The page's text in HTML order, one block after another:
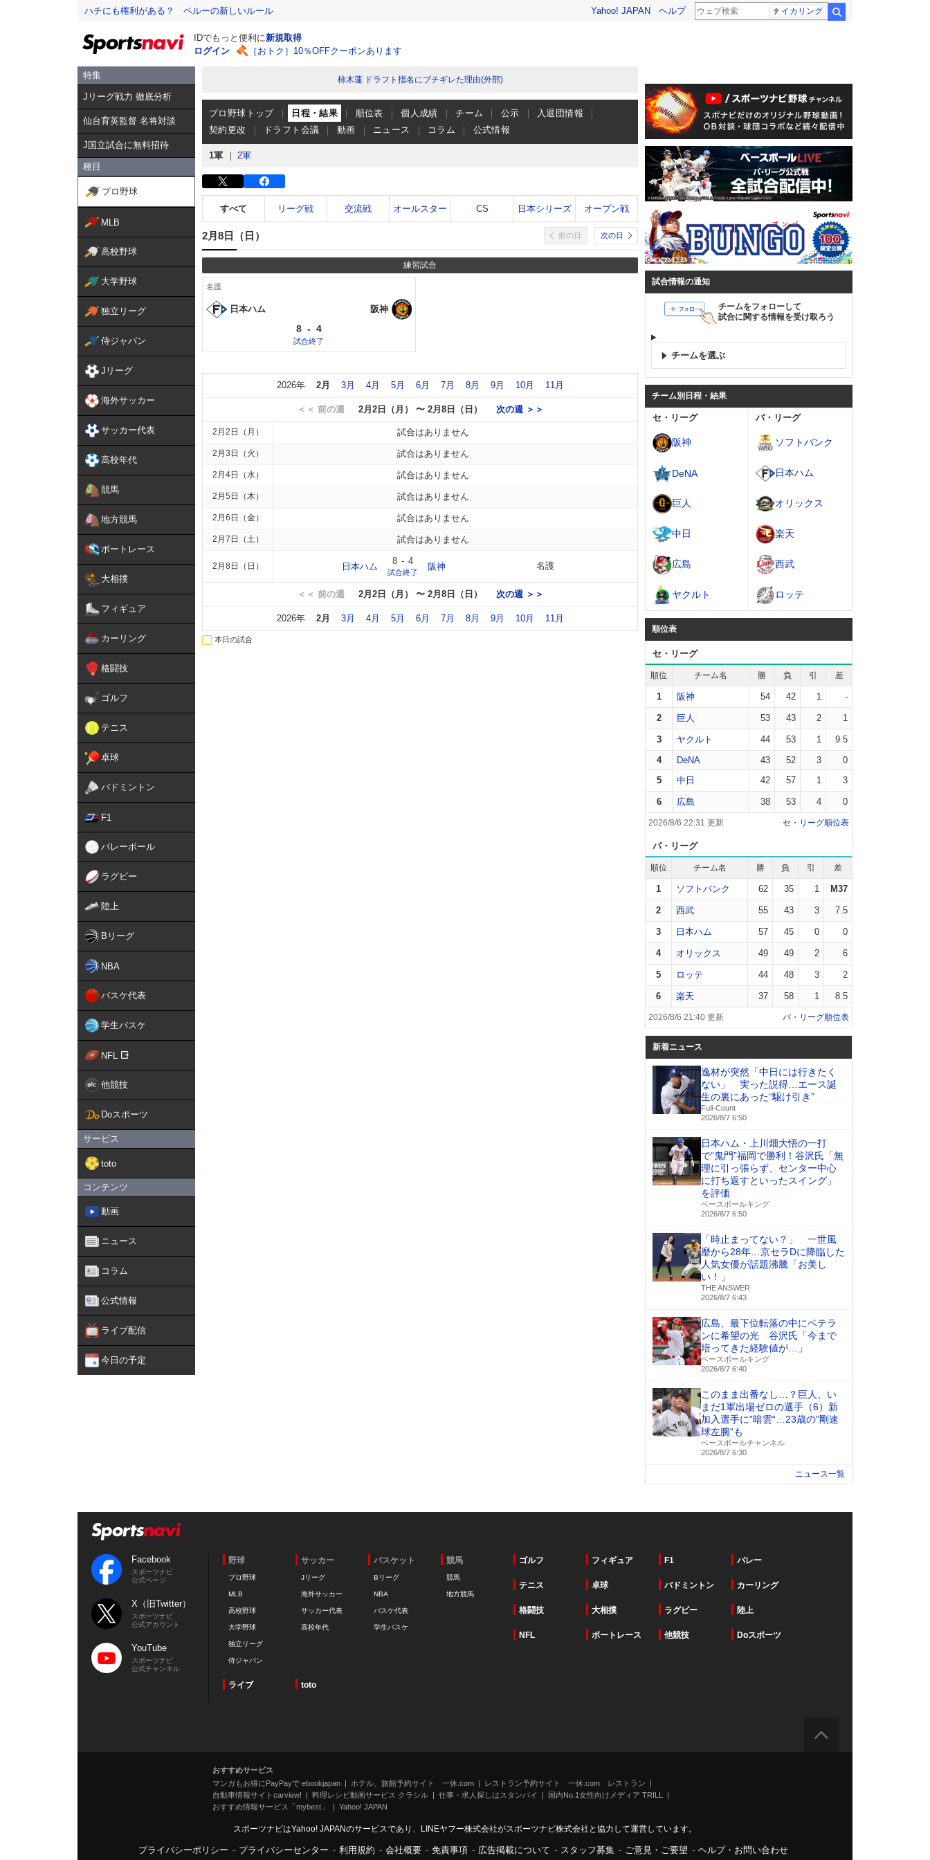
ハチにも権利がある？ ペルーの新しいルール Yahoo! JAPAN ヘルプ イカリング
IDでもっと便利に新規取得
ログイン
［おトク］10％OFFクーポンあります
特集
Jリーグ戦力 徹底分析
仙台育英監督 名将対談
J国立試合に無料招待
種目
プロ野球
MLB
高校野球
大学野球
独立リーグ
侍ジャパン
Jリーグ
海外サッカー
サッカー代表
高校年代
競馬
地方競馬
ボートレース
大相撲
フィギュア
カーリング
格闘技
ゴルフ
テニス
卓球
バドミントン
F1
バレーボール
ラグビー
陸上
Bリーグ
NBA
バスケ代表
学生バスケ
NFL
他競技
Doスポーツ
サービス
toto
コンテンツ
動画
ニュース
コラム
公式情報
ライブ配信
今日の予定
柿木蓮 ドラフト指名にブチギレた理由(外部)
プロ野球トップ 日程・結果 順位表 個人成績 チーム 公示
入退団情報
契約更改
ドラフト会議 動画 ニュース コラム 公式情報
1軍 2軍
すべて リーグ戦 交流戦 オールスター CS 日本シリーズ オープン戦
2月8日（日） 前の日 次の日
練習試合
名護
日本ハム 阪神
8 - 4
試合終了
2026年 2月 3月 4月 5月 6月 7月 8月 9月 10月 11月
＜＜ 前の週 2月2日（月） 〜 2月8日（日） 次の週 ＞＞
2月2日（月） 試合はありません
2月3日（火） 試合はありません
2月4日（水） 試合はありません
2月5日（木） 試合はありません
2月6日（金） 試合はありません
2月7日（土） 試合はありません
2月8日（日） 日本ハム 8 - 4
試合終了
阪神 名護
＜＜ 前の週 2月2日（月） 〜 2月8日（日） 次の週 ＞＞
2026年 2月 3月 4月 5月 6月 7月 8月 9月 10月 11月
本日の試合
試合情報の通知
チームをフォローして
試合に関する情報を受け取ろう
チームを選ぶ
チーム別日程・結果
セ・リーグ
阪神
DeNA
巨人
中日
広島
ヤクルト
パ・リーグ
ソフトバンク
日本ハム
オリックス
楽天
西武
ロッテ
順位表
セ・リーグ
順位 チーム名 勝 負 引 差
1 阪神 54 42 1 -
2 巨人 53 43 2 1
3 ヤクルト 44 53 1
9.5
4
DeNA 43 52 3
0
5
中日 42 57 1 3
6 広島 38 53 4 0
2026/8/6 22:31 更新 セ・リーグ順位表
パ・リーグ
順位 チーム名 勝 負 引 差
1 ソフトバンク 62 35 1 M37
2 西武 55 43 3 7.5
3 日本ハム 57 45 0 0
4 オリックス 49 49 2 6
5 ロッテ 44 48 3 2
6 楽天 37 58 1 8.5
2026/8/6 21:40 更新 パ・リーグ順位表
新着ニュース
逸材が突然「中日には行きたく
ない」 実った説得…エース誕
生の裏にあった“駆け引き”
Full-Count
2026/8/7 6:50
日本ハム・上川畑大悟の一打
で“鬼門”福岡で勝利！谷沢氏「無
理に引っ張らず、センター中心
に打ち返すといったスイング」
を評価
ベースボールキング
2026/8/7 6:50
「時止まってない？」 一世風
靡から28年…京セラDに降臨した
人気女優が話題沸騰「お美し
い！」
THE ANSWER
2026/8/7 6:43
広島、最下位転落の中にベテラ
ンに希望の光 谷沢氏「今まで
培ってきた経験値が…」
ベースボールキング
2026/8/7 6:40
このまま出番なし…？巨人、い
まだ1軍出場ゼロの選手（6）新
加入選手に”暗雲“…23歳の”剛速
球左腕“も
ベースボールチャンネル
2026/8/7 6:30
ニュース一覧
Facebook
スポーツナビ
公式ページ
X（旧Twitter）
スポーツナビ
公式アカウント
YouTube
スポーツナビ
公式チャンネル
野球
プロ野球
MLB
高校野球
大学野球
独立リーグ
侍ジャパン
サッカー
Jリーグ
海外サッカー
サッカー代表
高校年代
バスケット
Bリーグ
NBA
バスケ代表
学生バスケ
競馬
競馬
地方競馬
ゴルフ フィギュア F1 バレー
テニス 卓球 バドミントン カーリング
格闘技 大相撲 ラグビー 陸上
NFL ボートレース 他競技 Doスポーツ
ライブ toto
おすすめサービス
マンガもお得にPayPayで ebookjapan
ホテル、旅館予約サイト 一休.com
レストラン予約サイト 一休.com レストラン
自動車情報サイトcarview!
料理レシピ動画サービス クラシル 仕事・求人探しはスタンバイ
国内No.1女性向けメディア TRILL
おすすめ情報サービス「mybest」
Yahoo! JAPAN
スポーツナビはYahoo! JAPANのサービスであり、LINEヤフー株式会社がスポーツナビ株式会社と協力して運営しています。
プライバシーポリシー - プライバシーセンター - 利用規約 - 会社概要 - 免責事項 - 広告掲載について - スタッフ募集 - ご意見・ご要望 - ヘルプ・お問い合わせ